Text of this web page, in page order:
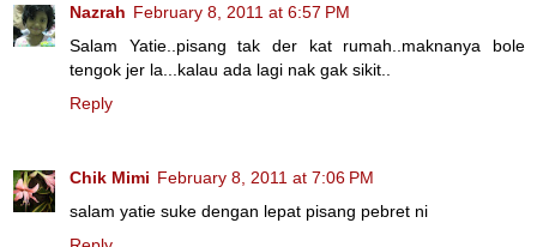
Nazrah February 8, 2011 at 6:57 PM
Salam Yatie..pisang tak der kat rumah..maknanya bole
tengok jer la...kalau ada lagi nak gak sikit..
Reply
Chik Mimi February 8, 2011 at 7:06 PM
salam yatie suke dengan lepat pisang pebret ni